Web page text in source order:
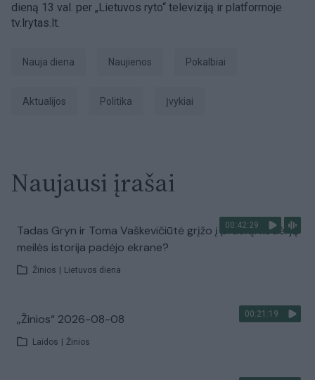
dieną 13 val. per „Lietuvos ryto“ televiziją ir platformoje
tv.lrytas.lt.
Nauja diena Naujienos pokalbiai
aktualijos Politika Įvykiai
Naujausi įrašai
00:42:29
Tadas Gryn ir Toma Vaškevičiūtė grįžo į praeitį: kodėl jų
meilės istorija padėjo ekrane?
Žinios Lietuvos diena
00:21:19
„Žinios“ 2026-08-08
Laidos Žinios